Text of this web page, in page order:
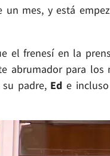
un mes, y está
el frenesí en la
abrumador para los
su padre, Ed e